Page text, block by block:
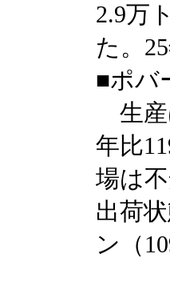
2.9万
た。
■ポバ
生産
年比
場は
出荷
ン（